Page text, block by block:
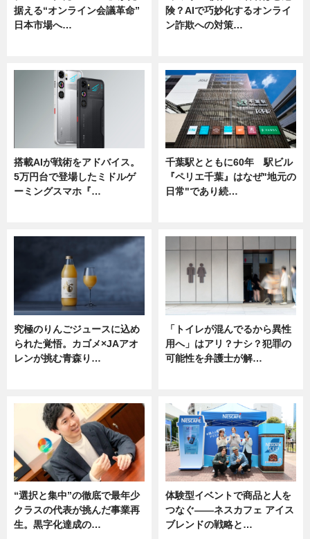
据える“オンライン会議革命”
日本市場へ…
険？AIで巧妙化するオンライ
ン詐欺への対策…
搭載AIが戦術をアドバイス。
5万円台で登場したミドルゲ
ーミングスマホ『…
千葉駅とともに60年 駅ビル
『ペリエ千葉』はなぜ"地元の
日常"であり続…
究極のりんごジュースに込め
られた覚悟。カゴメ×JAアオ
レンが挑む青森り…
「トイレが混んでるから異性
用へ」はアリ？ナシ？犯罪の
可能性を弁護士が解…
“選択と集中”の徹底で最年少
クラスの代表が挑んだ事業再
生。黒字化達成の…
体験型イベントで商品と人を
つなぐ――ネスカフェ アイス
ブレンドの戦略と…